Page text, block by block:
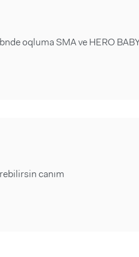
oqluma SMA ve HERO
canım